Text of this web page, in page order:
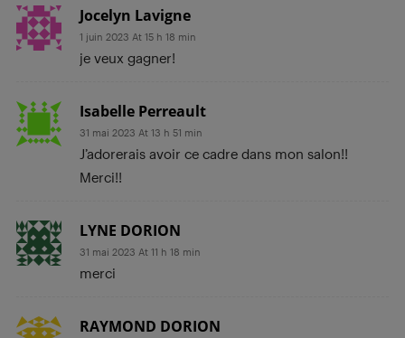
Jocelyn Lavigne
1 juin 2023 At 15 h 18 min
je veux gagner!
Isabelle Perreault
31 mai 2023 At 13 h 51 min
J’adorerais avoir ce cadre dans mon salon!!
Merci!!
LYNE DORION
31 mai 2023 At 11 h 18 min
merci
RAYMOND DORION